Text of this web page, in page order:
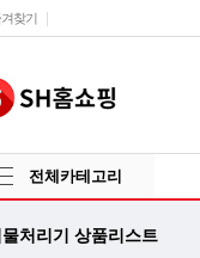
찾기
전체카테고리
처리기 상품리스트